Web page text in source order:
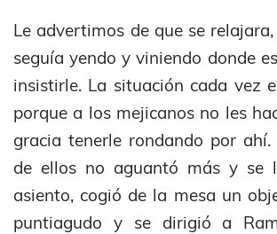
Le advertimos de que se
seguía yendo y viniendo donde
insistirle. La situación cada vez
porque a los mejicanos no les
gracia tenerle rondando por ahí.
de ellos no aguantó más y se
asiento, cogió de la mesa un
puntiagudo y se dirigió a